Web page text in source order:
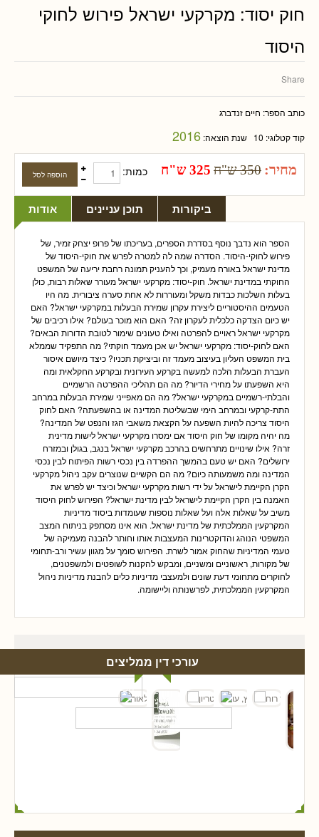
חוק יסוד: מקרקעי ישראל פירוש לחוקי
היסוד
Share
כותב הספר: חיים זנדברג
קוד קטלוגי: 10 שנת הוצאה: 2016
מחיר: 350 ש"ח 325 ש"ח כמות:
אודות תוכן עניינים ביקורות
הספר הוא נדבך נוסף בסדרת הספרים, בעריכתו של פרופ יצחק זמיר, של
פירוש לחוקי-היסוד. הסדרה שמה לה למטרה לפרש את חוקי-היסוד של
מדינת ישראל באורח מעמיק, וכך להעניק תמונה רחבת יריעה של המשפט
החוקתי במדינת ישראל. חוק-יסוד: מקרקעי ישראל מעורר שאלות רבות, כולן
בעלות השלכות כבדות משקל ומעוררות לא אחת סערה ציבורית. מה היו
הטעמים ההיסטוריים ליצירת עקרון שמירת הבעלות במקרקעי ישראל? האם
יש כיום הצדקה כלכלית לעקרון זה? האם הוא מוכר בעולם? אילו רכיבים של
מקרקעי ישראל ראויים להפרטה ואילו טעונים שימור לטובת הדורות הבאים?
האם לחוק-יסוד: מקרקעי ישראל יש אכן מעמד חוקתי? מה התפקיד שממלא
בית המשפט העליון בעיצוב מעמד זה וביציקת תכניו? כיצד מיושם איסור
העברת הבעלות הלכה למעשה בקרקע העירונית ובקרקע החקלאית ומה
היא השפעתו על מחירי הדיור? מה הם תהליכי ההפרטה הרשמיים
והבלתי-רשמיים במקרקעי ישראל? מה הם מאפייני שמירת הבעלות במרחב
התת-קרקעי ובמרחב הימי שבשליטת המדינה או בהשפעתה? האם לחוק
היסוד צריכה להיות השפעה על הקצאת משאבי הגז והנפט של המדינה?
מה יהיה מקומו של חוק היסוד אם ימסרו מקרקעי ישראל לישות מדינית
זרה? אילו שינויים מתרחשים בהרכב מקרקעי ישראל בנגב, בגולן ובמזרח
ירושלים? האם יש טעם בהמשך ההפרדה בין נכסי רשות הפיתוח לבין נכסי
המדינה ומה משמעותה כיום? מה הם הקשיים שנוצרים עקב ניהול מקרקעי
הקרן הקיימת לישראל על ידי רשות מקרקעי ישראל וכיצד יש לפרש את
האמנה בין הקרן הקיימת לישראל לבין מדינת ישראל? הפירוש לחוק היסוד
משיב על שאלות אלה ועל שאלות נוספות שעומדות ביסוד מדיניות
המקרקעין הממלכתית של מדינת ישראל. הוא אינו מסתפק בניתוח המצב
המשפטי הנוהג והדוקטרינות המעצבות אותו וחותר להבנה מעמיקה של
טעמי המדיניות שהחוק אמור לשרת. הפירוש סומך על מגוון עשיר ורב-תחומי
של מקורות, ראשוניים ומשניים, ומבקש להקנות לשופטים ולמשפטנים,
לחוקרים מתחומי דעת שונים ולמעצבי מדיניות כלים להבנת מדיניות ניהול
המקרקעין הממלכתית, לפרשנותה וליישומה.
עורכי דין ממליצים